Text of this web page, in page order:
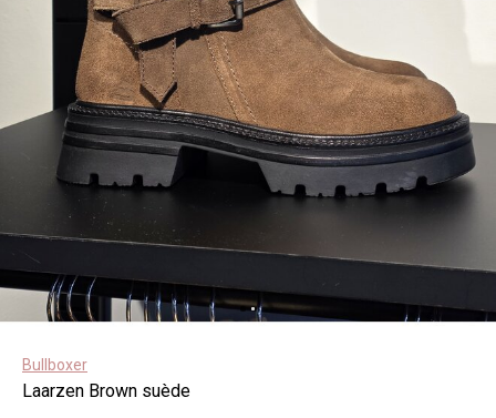
Bullboxer
Laarzen Brown suède